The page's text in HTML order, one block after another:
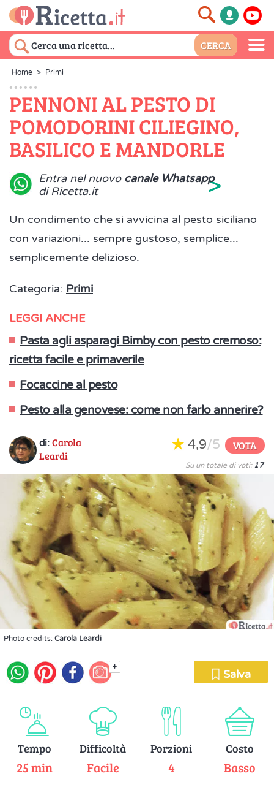
Home > Primi
PENNONI AL PESTO DI
POMODORINI CILIEGINO,
BASILICO E MANDORLE
Entra nel nuovo canale Whatsapp
di Ricetta.it
>
Un condimento che si avvicina al pesto siciliano
con variazioni... sempre gustoso, semplice...
semplicemente delizioso.
Categoria: Primi
LEGGI ANCHE
Pasta agli asparagi Bimby con pesto cremoso:
ricetta facile e primaverile
Focaccine al pesto
Pesto alla genovese: come non farlo annerire?
di: Carola
Leardi
4,9/5 VOTA
Su un totale di voti: 17
Photo credits: Carola Leardi
+
Salva
Tempo
25 min
Difficoltà
Facile
Porzioni
4
Costo
Basso